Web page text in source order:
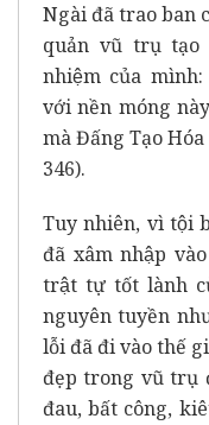
Ngài đã trao ban
quản vũ trụ
nhiệm của
với nền móng
mà Đấng Tạo
346).
Tuy nhiên, vì tội
đã xâm nhập
trật tự tốt lành
nguyên tuyền
lỗi đã đi vào thế
đẹp trong vũ trụ
đau, bất công,